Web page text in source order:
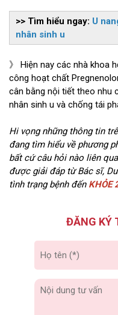
>> Tìm hiểu ngay: U
nhân sinh u
》 Hiện nay các nhà khoa
công hoạt chất
cân bằng nội tiết theo nhu
nhân sinh u và chống tái
Hi vọng những thông tin
đang tìm hiểu về phương
bất cứ câu hỏi nào liên
được giải đáp từ Bác sĩ,
tình trạng bệnh đến KHỎE
ĐĂNG KÝ